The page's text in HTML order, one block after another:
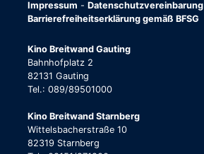
Impressum - Datenschutzvereinbarung
Barrierefreiheitserklärung gemäß BFSG
Kino Breitwand Gauting
Bahnhofplatz 2
82131 Gauting
Tel.: 089/89501000
Kino Breitwand Starnberg
Wittelsbacherstraße 10
82319 Starnberg